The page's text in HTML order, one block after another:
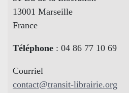
13001 Marseille
France
Téléphone : 04 86 77 10 69
Courriel
contact@transit-librairie.org